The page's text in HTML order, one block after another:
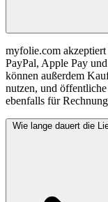
myfolie.com
PayPal, Apple Pay
können außerdem
nutzen, und
ebenfalls für
Wie lange dauert die